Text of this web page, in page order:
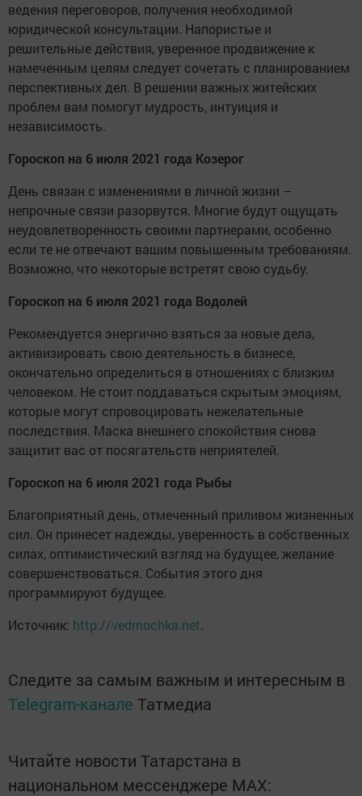
ведения переговоров, получения необходимой
юридической консультации. Напористые и
решительные действия, уверенное продвижение к
намеченным целям следует сочетать с планированием
перспективных дел. В решении важных житейских
проблем вам помогут мудрость, интуиция и
независимость.
Гороскоп на 6 июля 2021 года Козерог
День связан с изменениями в личной жизни –
непрочные связи разорвутся. Многие будут ощущать
неудовлетворенность своими партнерами, особенно
если те не отвечают вашим повышенным требованиям.
Возможно, что некоторые встретят свою судьбу.
Гороскоп на 6 июля 2021 года Водолей
Рекомендуется энергично взяться за новые дела,
активизировать свою деятельность в бизнесе,
окончательно определиться в отношениях с близким
человеком. Не стоит поддаваться скрытым эмоциям,
которые могут спровоцировать нежелательные
последствия. Маска внешнего спокойствия снова
защитит вас от посягательств неприятелей.
Гороскоп на 6 июля 2021 года Рыбы
Благоприятный день, отмеченный приливом жизненных
сил. Он принесет надежды, уверенность в собственных
силах, оптимистический взгляд на будущее, желание
совершенствоваться. События этого дня
программируют будущее.
Источник: http://vedmochka.net.
Следите за самым важным и интересным в
Telegram-канале Татмедиа
Читайте новости Татарстана в
национальном мессенджере MАХ: